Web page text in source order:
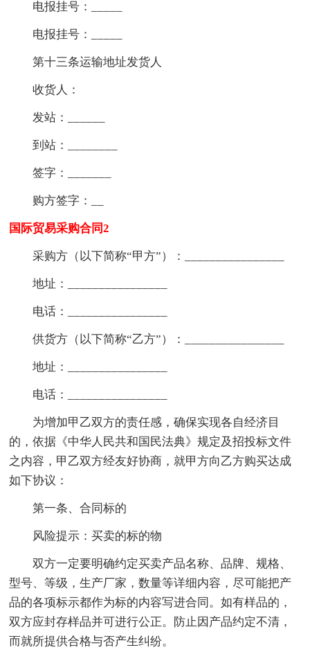
电报挂号：_____
电报挂号：_____
第十三条运输地址发货人
收货人：
发站：______
到站：________
签字：_______
购方签字：__
国际贸易采购合同2
采购方（以下简称“甲方”）：________________
地址：________________
电话：________________
供货方（以下简称“乙方”）：________________
地址：________________
电话：________________
为增加甲乙双方的责任感，确保实现各自经济目
的，依据《中华人民共和国民法典》规定及招投标文件
之内容，甲乙双方经友好协商，就甲方向乙方购买达成
如下协议：
第一条、合同标的
风险提示：买卖的标的物
双方一定要明确约定买卖产品名称、品牌、规格、
型号、等级，生产厂家，数量等详细内容，尽可能把产
品的各项标示都作为标的内容写进合同。如有样品的，
双方应封存样品并可进行公正。防止因产品约定不清，
而就所提供合格与否产生纠纷。